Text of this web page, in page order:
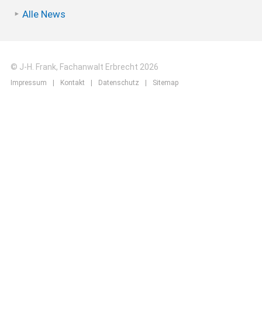
Alle News
© J-H. Frank, Fachanwalt Erbrecht 2026
Impressum Kontakt Datenschutz Sitemap